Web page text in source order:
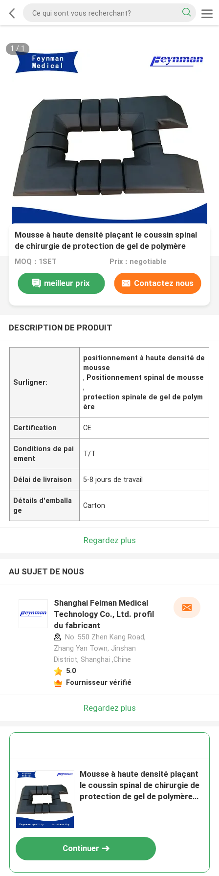
1 / 1
Mousse à haute densité plaçant le coussin spinal
de chirurgie de protection de gel de polymère
pour le Tableau d'opération
MOQ：1SET Prix：negotiable
meilleur prix Contactez nous
DESCRIPTION DE PRODUIT
Surligner:
positionnement à haute densité de
mousse
, Positionnement spinal de mousse
,
protection spinale de gel de polym
ère
Certification CE
Conditions de pai
ement
T/T
Délai de livraison 5-8 jours de travail
Détails d'emballa
ge
Carton
Regardez plus
AU SUJET DE NOUS
Shanghai Feiman Medical
Technology Co., Ltd. profil
du fabricant
No. 550 Zhen Kang Road,
Zhang Yan Town, Jinshan
District, Shanghai ,Chine
5.0
Fournisseur vérifié
Regardez plus
Mousse à haute densité plaçant
le coussin spinal de chirurgie de
protection de gel de polymère
Continuer